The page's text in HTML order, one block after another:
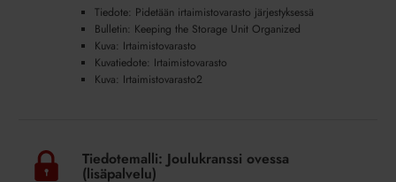
Tiedote: Pidetään irtaimistovarasto järjestyksessä
Bulletin: Keeping the Storage Unit Organized
Kuva: Irtaimistovarasto
Kuvatiedote: Irtaimistovarasto
Kuva: Irtaimistovarasto2
Joulukranssi
ovessa
Tiedotemalli: Joulukranssi ovessa
(lisäpalvelu)